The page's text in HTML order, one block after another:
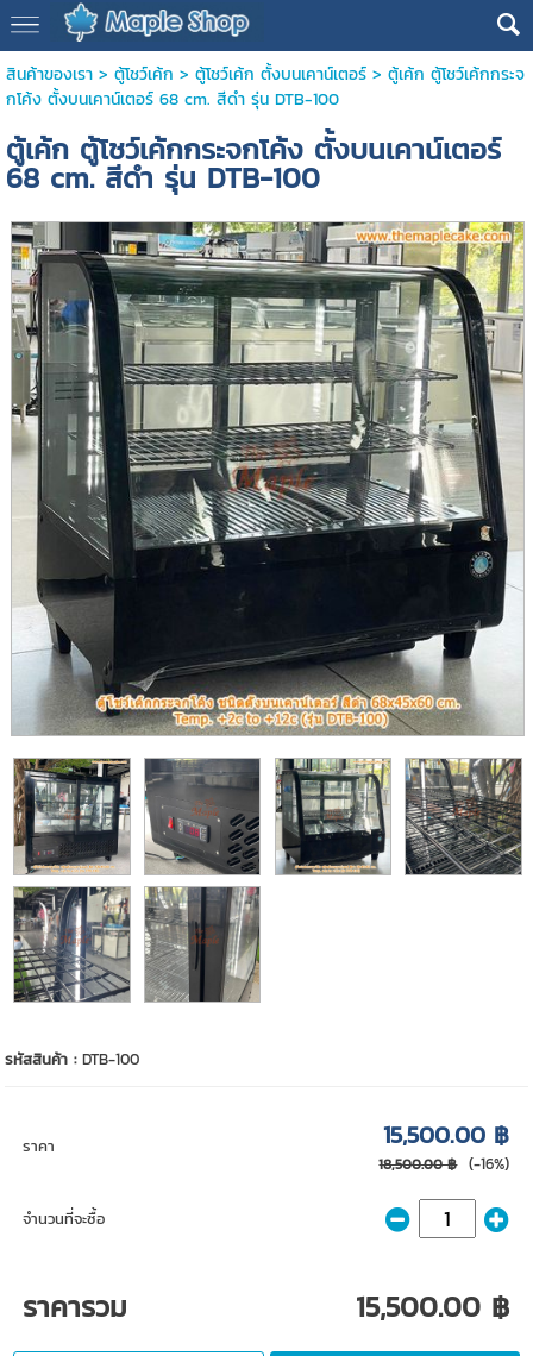
สินค้าของเรา> ตู้โชว์เค้ก > ตู้โชว์เค้ก ตั้งบนเคาน์เตอร์> ตู้เค้ก ตู้โชว์เค้กกระจ
กโค้ง ตั้งบนเคาน์เตอร์ 68 cm. สีดำ รุ่น DTB-100
ตู้เค้ก ตู้โชว์เค้กกระจกโค้ง ตั้งบนเคาน์เตอร์
68 cm. สีดำ รุ่น DTB-100
รหัสสินค้า :DTB-100
ราคา 15,500.00 ฿
18,500.00 ฿ (-16%)
จำนวนที่จะซื้อ
ราคารวม 15,500.00 ฿